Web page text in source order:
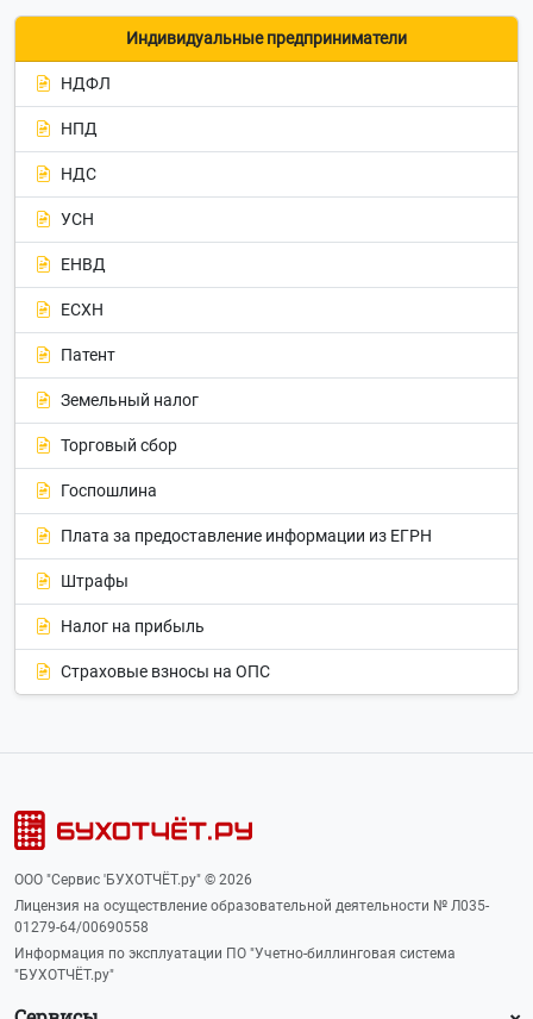
Индивидуальные предприниматели
НДФЛ
НПД
НДС
УСН
ЕНВД
ЕСХН
Патент
Земельный налог
Торговый сбор
Госпошлина
Плата за предоставление информации из ЕГРН
Штрафы
Налог на прибыль
Страховые взносы на ОПС
ООО "Сервис 'БУХОТЧЁТ.ру" © 2026
Лицензия на осуществление образовательной деятельности № Л035-
01279-64/00690558
Информация по эксплуатации ПО "Учетно-биллинговая система
"БУХОТЧЁТ.ру"